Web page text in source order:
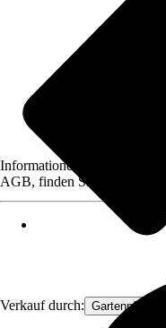
Verkauf durch:
Informationen des
AGB, finden Sie bei Klick